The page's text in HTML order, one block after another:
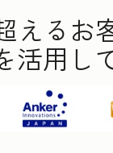
えるお
活用し